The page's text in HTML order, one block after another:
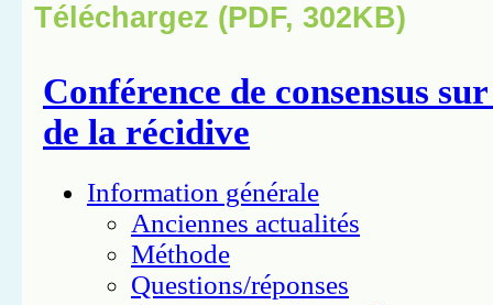
Téléchargez (PDF, 302KB)